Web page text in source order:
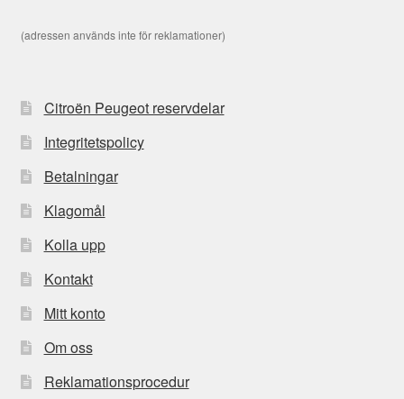
(adressen används inte för reklamationer)
Citroën Peugeot reservdelar
Integritetspolicy
Betalningar
Klagomål
Kolla upp
Kontakt
Mitt konto
Om oss
Reklamationsprocedur